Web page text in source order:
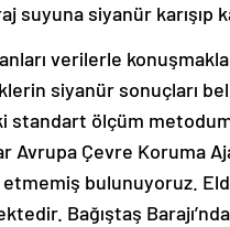
suyuna siyanür karışıp
verilerle
siyanür sonuçları
standart ölçüm
Avrupa Çevre Koruma
bulunuyoruz.
Bağıştaş